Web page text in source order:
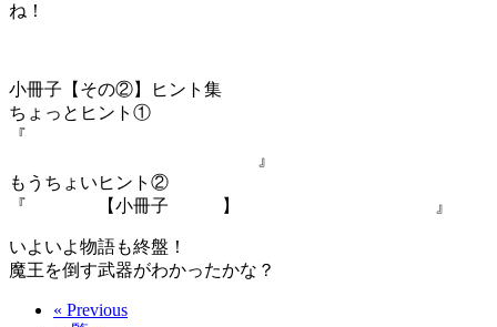
ね！
小冊子【その②】ヒント集
ちょっとヒント①
『
』
もうちょいヒント②
『
【小冊子 】 』
いよいよ物語も終盤！
魔王を倒す武器がわかったかな？
« Previous